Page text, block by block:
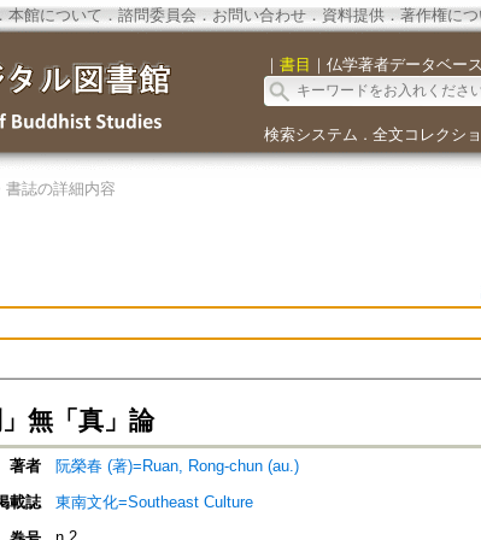
本館について ． 諮問委員会． お問い合わせ． 資料提供． 著作権につ
｜ 書目 ｜ 仏学著者データベース
検索システム ． 全文コレクシ
書誌の詳細内容
」無「真」論
著者
阮榮春 (著)=Ruan, Rong-chun (au.)
載誌
東南文化=Southeast Culture